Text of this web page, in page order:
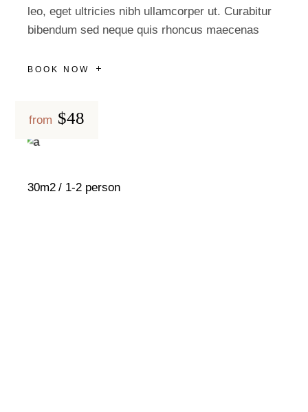
leo, eget ultricies nibh ullamcorper ut. Curabitur
bibendum sed neque quis rhoncus maecenas
BOOK NOW
from $48
30m2 1-2 person